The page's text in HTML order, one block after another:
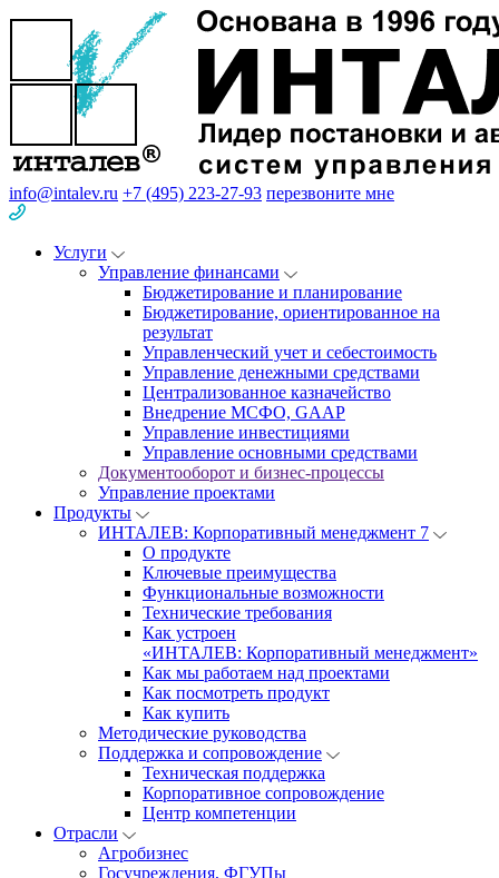
info@intalev.ru +7 (495) 223-27-93 перезвоните мне
Услуги
Управление финансами
Бюджетирование и планирование
Бюджетирование, ориентированное на
результат
Управленческий учет и себестоимость
Управление денежными средствами
Централизованное казначейство
Внедрение МСФО, GAAP
Управление инвестициями
Управление основными средствами
Документооборот и бизнес-процессы
Управление проектами
Продукты
ИНТАЛЕВ: Корпоративный менеджмент 7
О продукте
Ключевые преимущества
Функциональные возможности
Технические требования
Как устроен
«ИНТАЛЕВ: Корпоративный менеджмент»
Как мы работаем над проектами
Как посмотреть продукт
Как купить
Методические руководства
Поддержка и сопровождение
Техническая поддержка
Корпоративное сопровождение
Центр компетенции
Отрасли
Агробизнес
Госучреждения, ФГУПы